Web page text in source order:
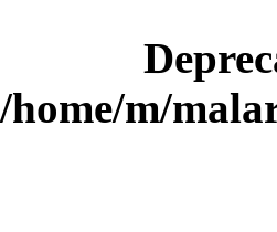
/home/m/